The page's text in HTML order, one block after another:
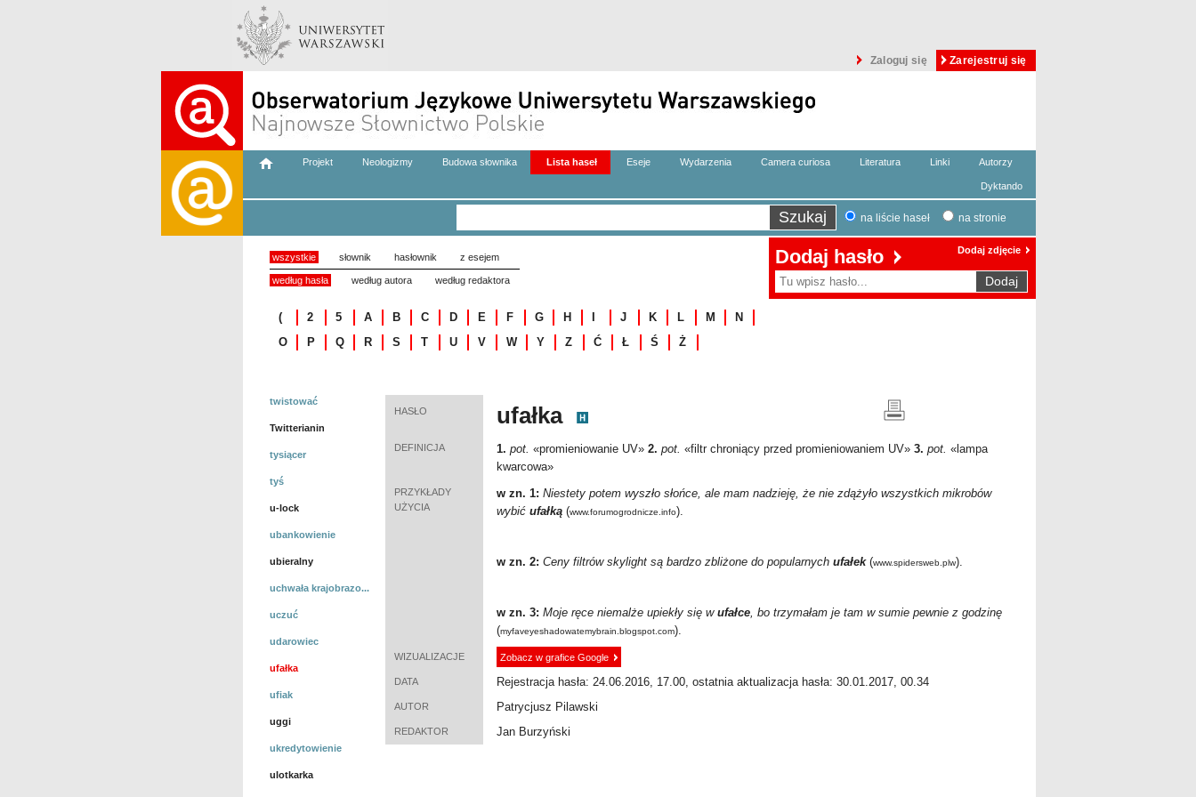
Zaloguj się Zarejestruj się
Projekt Neologizmy Budowa słownika Lista haseł Eseje Wydarzenia Camera curiosa Literatura Linki Autorzy
Dyktando
na liście haseł na stronie
wszystkie słownik hasłownik z esejem
według hasła według autora według redaktora
( 2 5 A B C D E F G H J K L M
N
O
P Q R S T U V W Y Z Ć Ł Ś Ż
Dodaj hasło Dodaj zdjęcie
twistować
Twitterianin
tysiącer
tyś
u-lock
ubankowienie
ubieralny
uchwała krajobrazo...
uczuć
udarowiec
ufałka
ufiak
uggi
ukredytowienie
ulotkarka
HASŁO ufałka
DEFINICJA 1. pot. «promieniowanie UV» 2. pot. «filtr chroniący przed promieniowaniem UV»3. pot. «lampa
kwarcowa»
PRZYKŁADY
UŻYCIA
w zn. 1: Niestety potem wyszło słońce, ale mam nadzieję, że nie zdążyło wszystkich mikrobów
wybić ufałką(www.forumogrodnicze.info).
w zn. 2: Ceny filtrów skylight są bardzo zbliżone do popularnych ufałek(www.spidersweb.plw).
w zn. 3: Moje ręce niemalże upiekły się w ufałce, bo trzymałam je tam w sumie pewnie z godzinę
(myfaveyeshadowatemybrain.blogspot.com).
WIZUALIZACJE Zobacz w grafice Google
DATA Rejestracja hasła: 24.06.2016, 17.00, ostatnia aktualizacja hasła: 30.01.2017, 00.34
AUTOR Patrycjusz Pilawski
REDAKTOR Jan Burzyński